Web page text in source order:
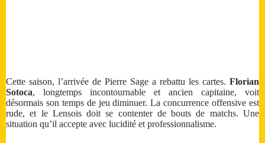
Cette saison, l’arrivée de Pierre Sage a rebattu les cartes. Florian
Sotoca, longtemps incontournable et ancien capitaine, voit
désormais son temps de jeu diminuer. La concurrence offensive est
rude, et le Lensois doit se contenter de bouts de matchs. Une
situation qu’il accepte avec lucidité et professionnalisme.